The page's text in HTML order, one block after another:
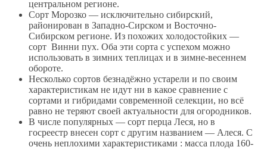
центральном регионе.
Сорт Морозко — исключительно сибирский,
районирован в Западно-Сирском и Восточно-
Сибирском регионе. Из похожих холодостойких —
сорт Винни пух. Оба эти сорта с успехом можно
использовать в зимних теплицах и в зимне-весеннем
обороте.
Несколько сортов безнадёжно устарели и по своим
характеристикам не идут ни в какое сравнение с
сортами и гибридами современной селекции, но всё
равно не теряют своей актуальности для огородников.
В числе популярных — сорт перца Леся, но в
госреестр внесен сорт с другим названием — Алеся. С
очень неплохими характеристиками : масса плода 160-